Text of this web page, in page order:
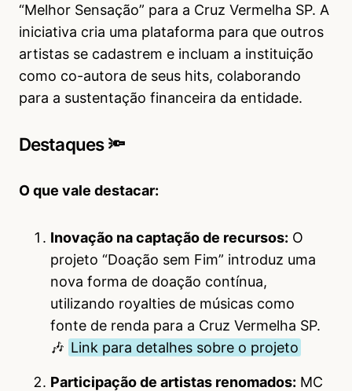
“Melhor Sensação” para a Cruz Vermelha SP. A
iniciativa cria uma plataforma para que outros
artistas se cadastrem e incluam a instituição
como co-autora de seus hits, colaborando
para a sustentação financeira da entidade.
Destaques 🔦
O que vale destacar:
Inovação na captação de recursos: O
projeto “Doação sem Fim” introduz uma
nova forma de doação contínua,
utilizando royalties de músicas como
fonte de renda para a Cruz Vermelha SP.
🎶 Link para detalhes sobre o projeto
Participação de artistas renomados: MC